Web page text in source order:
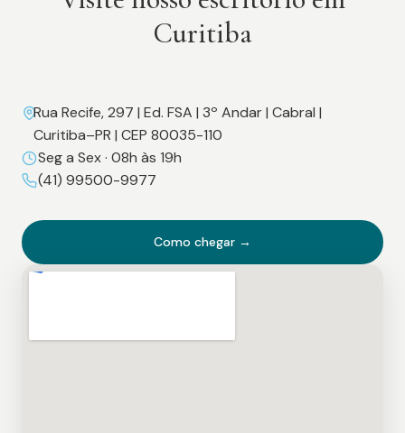
Curitiba
Rua Recife, 297 | Ed. FSA | 3º Andar | Cabral |
Curitiba–PR | CEP 80035-110
Seg a Sex · 08h às 19h
(41) 99500-9977
Como chegar →